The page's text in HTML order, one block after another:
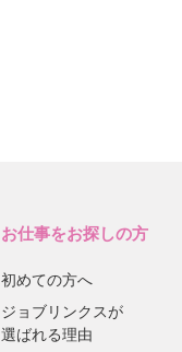
お仕事をお探しの方
初めての方へ
ジョブリンクスが
選ばれる理由